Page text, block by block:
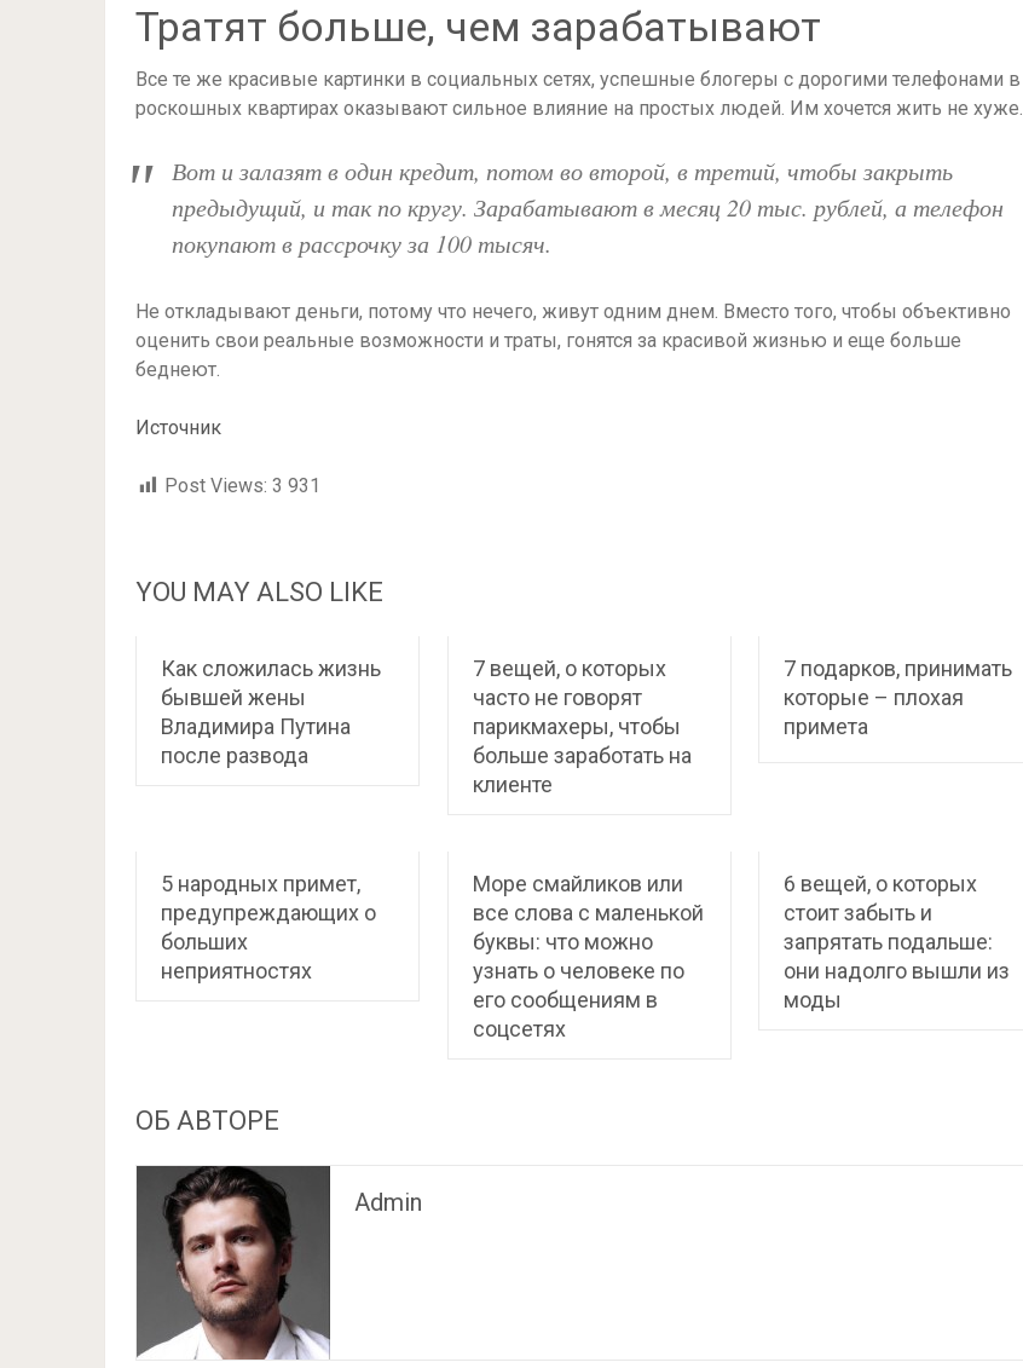
Тратят больше, чем зарабатывают
Все те же красивые картинки в социальных сетях, успешные блогеры с дорогими телефонами в
роскошных квартирах оказывают сильное влияние на простых людей. Им хочется жить не хуже.
Вот и залазят в один кредит, потом во второй, в третий, чтобы закрыть
предыдущий, и так по кругу. Зарабатывают в месяц 20 тыс. рублей, а телефон
покупают в рассрочку за 100 тысяч.
Не откладывают деньги, потому что нечего, живут одним днем. Вместо того, чтобы объективно
оценить свои реальные возможности и траты, гонятся за красивой жизнью и еще больше
беднеют.
Источник
Post Views: 3 931
YOU MAY ALSO LIKE
Как сложилась жизнь
бывшей жены
Владимира Путина
после развода
7 вещей, о которых
часто не говорят
парикмахеры, чтобы
больше заработать на
клиенте
7 подарков, принимать
которые – плохая
примета
5 народных примет,
предупреждающих о
больших
неприятностях
Море смайликов или
все слова с маленькой
буквы: что можно
узнать о человеке по
его сообщениям в
соцсетях
6 вещей, о которых
стоит забыть и
запрятать подальше:
они надолго вышли из
моды
ОБ АВТОРЕ
Admin